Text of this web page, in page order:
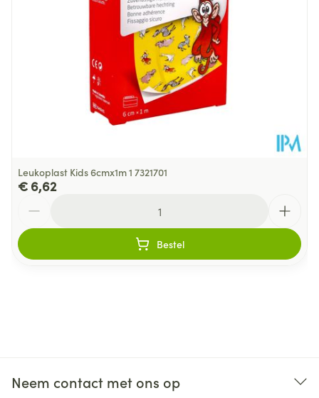
Leukoplast Kids 6cmx1m 1 7321701
€ 6,62
Bestel
Neem contact met ons op